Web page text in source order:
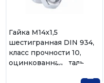
Гайка М14х1,5
шестигранная DIN 934,
класс прочности 10,
оцинкованная сталь